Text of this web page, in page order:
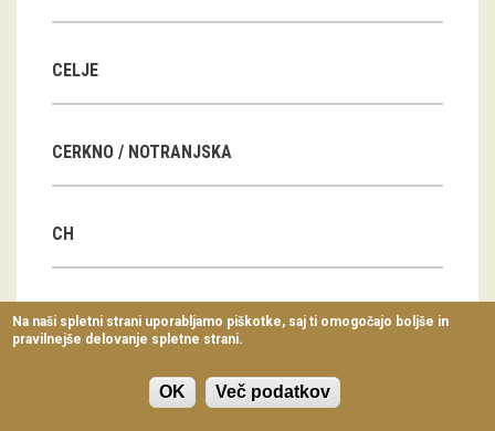
Arhiv razstav
dogodki
Predavanja
Delavnice
Vodeni ogledi
CELJE
CERKNO / NOTRANJSKA
CH
CN
Na naši spletni strani uporabljamo piškotke, saj ti omogočajo boljše in
pravilnejše delovanje spletne strani.
OK Več podatkov